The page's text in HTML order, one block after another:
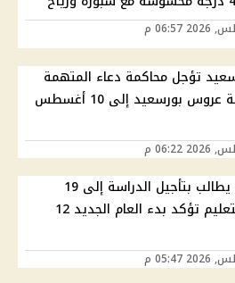
تؤجل محاكمة دعاء المتهمة
بقتل فاطمة عروس بورسعيد إلى 10 أغسطس
خبير تربوي يطالب بتأجيل الدراسة إلى 19
سبتمبر والتعليم تؤكد بدء العام الجديد 12